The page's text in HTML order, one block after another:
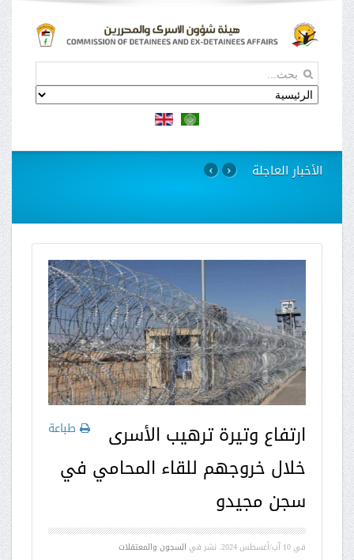
الأخبار العاجلة › ‹
طباعة
ارتفاع وتيرة ترهيب الأسرى
خلال خروجهم للقاء المحامي في
سجن مجيدو
في10 آب/أغسطس 2024 . نشر في السجون والمعتقلات